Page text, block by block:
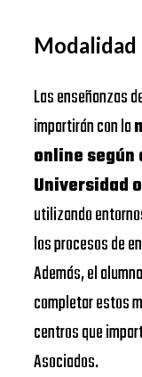
Modalidad
Las enseñanzas
impartirán con la
online según
Universidad
utilizando
los procesos de
Además, el
completar estos
centros que
Asociados.